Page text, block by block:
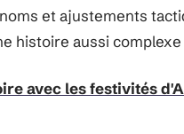
et ajustements
histoire aussi
avec les festivités